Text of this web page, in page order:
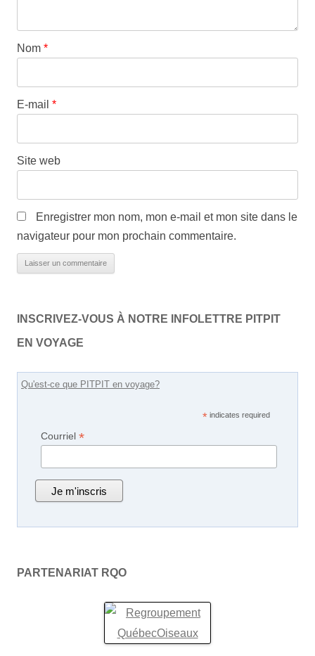
Nom *
E-mail *
Site web
Enregistrer mon nom, mon e-mail et mon site dans le
navigateur pour mon prochain commentaire.
INSCRIVEZ-VOUS À NOTRE INFOLETTRE PITPIT
EN VOYAGE
Qu'est-ce que PITPIT en voyage?
* indicates required
Courriel *
PARTENARIAT RQO